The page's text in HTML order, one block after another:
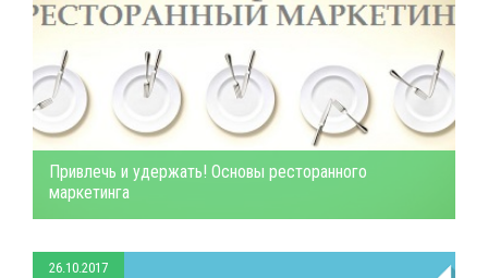
Привлечь и удержать! Основы ресторанного
маркетинга
26.10.2017